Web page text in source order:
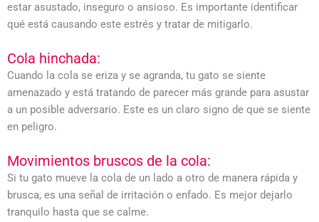
estar asustado, inseguro o ansioso. Es importante identificar
qué está causando este estrés y tratar de mitigarlo.
Cola hinchada:
Cuando la cola se eriza y se agranda, tu gato se siente
amenazado y está tratando de parecer más grande para asustar
a un posible adversario. Este es un claro signo de que se siente
en peligro.
Movimientos bruscos de la cola:
Si tu gato mueve la cola de un lado a otro de manera rápida y
brusca, es una señal de irritación o enfado. Es mejor dejarlo
tranquilo hasta que se calme.